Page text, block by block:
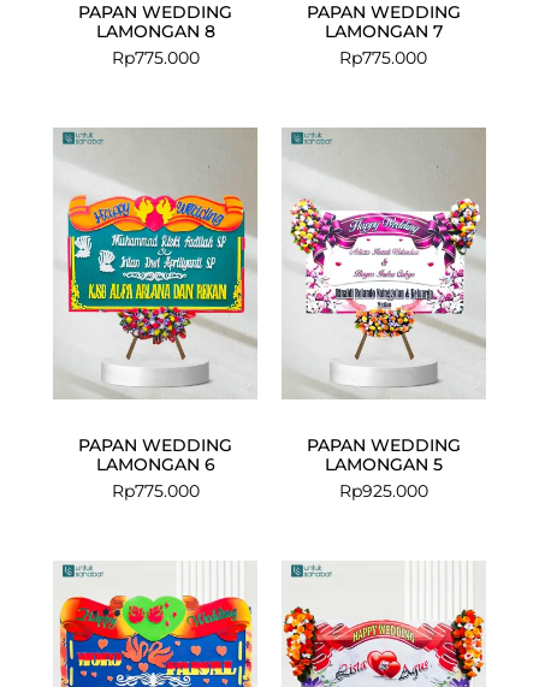
PAPAN WEDDING
LAMONGAN 8
Rp775.000
PAPAN WEDDING
LAMONGAN 7
Rp775.000
PAPAN WEDDING
LAMONGAN 6
Rp775.000
PAPAN WEDDING
LAMONGAN 5
Rp925.000